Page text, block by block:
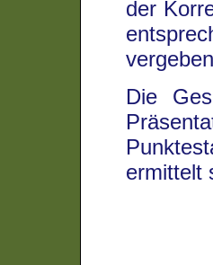
der
Die
ermittelt